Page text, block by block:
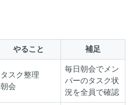
やること 補足
タスク整理
朝会
毎日朝会でメン
バーのタスク状
況を全員で確認